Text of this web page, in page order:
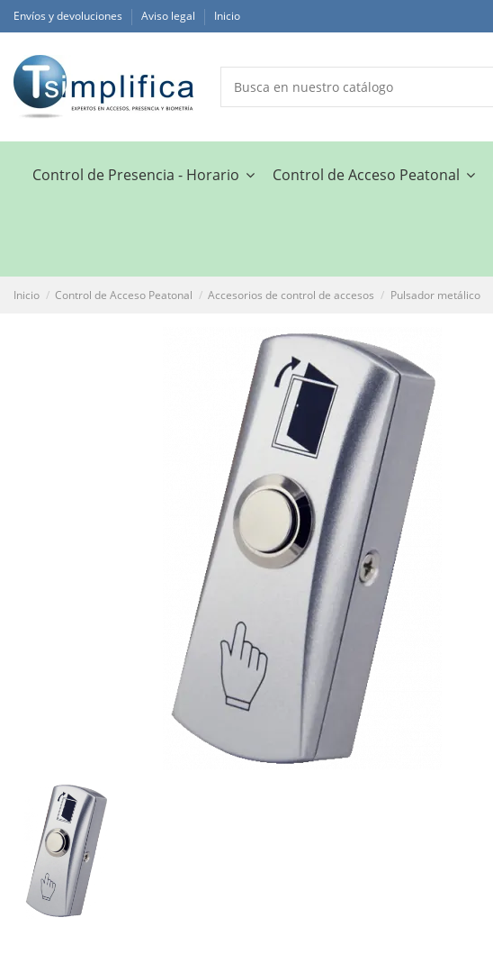
Envíos y devoluciones Aviso legal Inicio
Control de Presencia - Horario Control de Acceso Peatonal
Inicio Control de Acceso Peatonal Accesorios de control de accesos Pulsador metálico